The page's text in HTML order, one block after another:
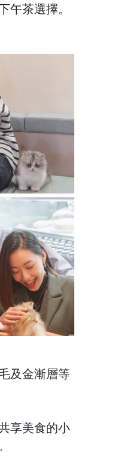
茶選擇。
及金漸層等
享美食的小